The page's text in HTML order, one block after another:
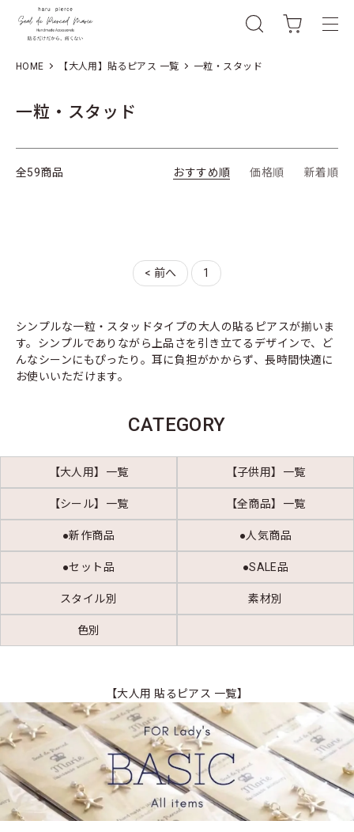
HOME 【大人用】貼るピアス 一覧 一粒・スタッド
一粒・スタッド
全59商品 おすすめ順 価格順 新着順
< 前へ 1
シンプルな一粒・スタッドタイプの大人の貼るピアスが揃いま
す。シンプルでありながら上品さを引き立てるデザインで、ど
んなシーンにもぴったり。耳に負担がかからず、長時間快適に
お使いいただけます。
CATEGORY
【大人用】一覧 【子供用】一覧
【シール】一覧 【全商品】一覧
●新作商品 ●人気商品
●セット品 ●SALE品
スタイル別 素材別
色別
【大人用 貼るピアス 一覧】